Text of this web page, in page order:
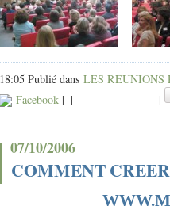
18:05 Publié dans LES REUNIONS
Facebook | | |
07/10/2006
COMMENT